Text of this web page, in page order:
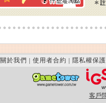
關於我們 | 使用者合約 | 隱私權保護
客戶